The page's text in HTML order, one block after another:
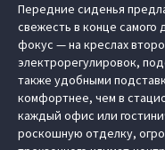
Передние сиденья
свежесть в конце самого
фокус — на креслах
электрорегулировок,
также удобными
комфортнее, чем в
каждый офис или
роскошную отделку,